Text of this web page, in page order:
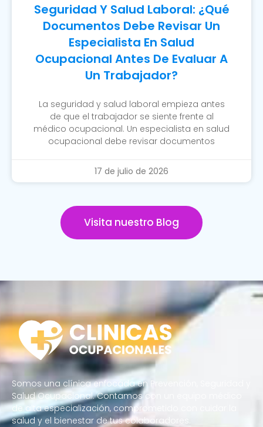
Seguridad Y Salud Laboral: ¿Qué
Documentos Debe Revisar Un
Especialista En Salud
Ocupacional Antes De Evaluar A
Un Trabajador?
La seguridad y salud laboral empieza antes
de que el trabajador se siente frente al
médico ocupacional. Un especialista en salud
ocupacional debe revisar documentos
17 de julio de 2026
Visita nuestro Blog
Somos una clínica enfocada en Prevención, Seguridad y
Salud Ocupacional. Contamos con un equipo médico
de alta especialización, comprometido con cuidar la
salud y el bienestar de tus colaboradores.